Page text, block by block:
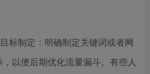
标制定：明确制定关键词或者网
以便后期优化流量漏斗。有些人